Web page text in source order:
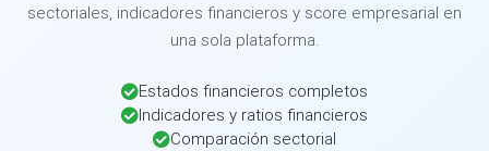
sectoriales, indicadores financieros y score empresarial en
una sola plataforma.
Estados financieros completos
Indicadores y ratios financieros
Comparación sectorial